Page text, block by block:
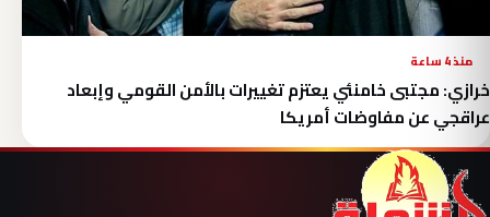
منذ 4 ساعة
خرازي: مجتبى خامنئي يعتزم تغييرات بالأمن القومي وإبعاد
عراقجي عن مفاوضات أمريكا